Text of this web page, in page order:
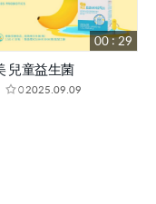
兒童益生菌
02025.09.09
00 : 29